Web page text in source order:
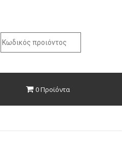
Search
for:
0 Προϊόντα